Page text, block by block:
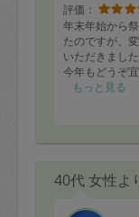
評価：
年末年始から
たのですが、
いただきました
今年もどうぞ
もっと見る
40代 女性よ